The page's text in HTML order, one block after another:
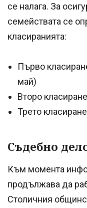
се налага. За
семействата се
класиранията:
Първо
май)
Второ
Трето
Съдебно
Към момента
продължава да
Столичния